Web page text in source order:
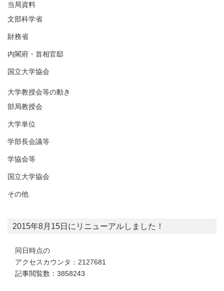
当局資料
文部科学省
財務省
内閣府・首相官邸
国立大学協会
大学教授会等の動き
部局教授会
大学単位
学部長会議等
学協会等
国立大学協会
その他
2015年8月15日にリニューアルしました！
同日時点の
アクセスカウンタ：2127681
記事閲覧数：3858243